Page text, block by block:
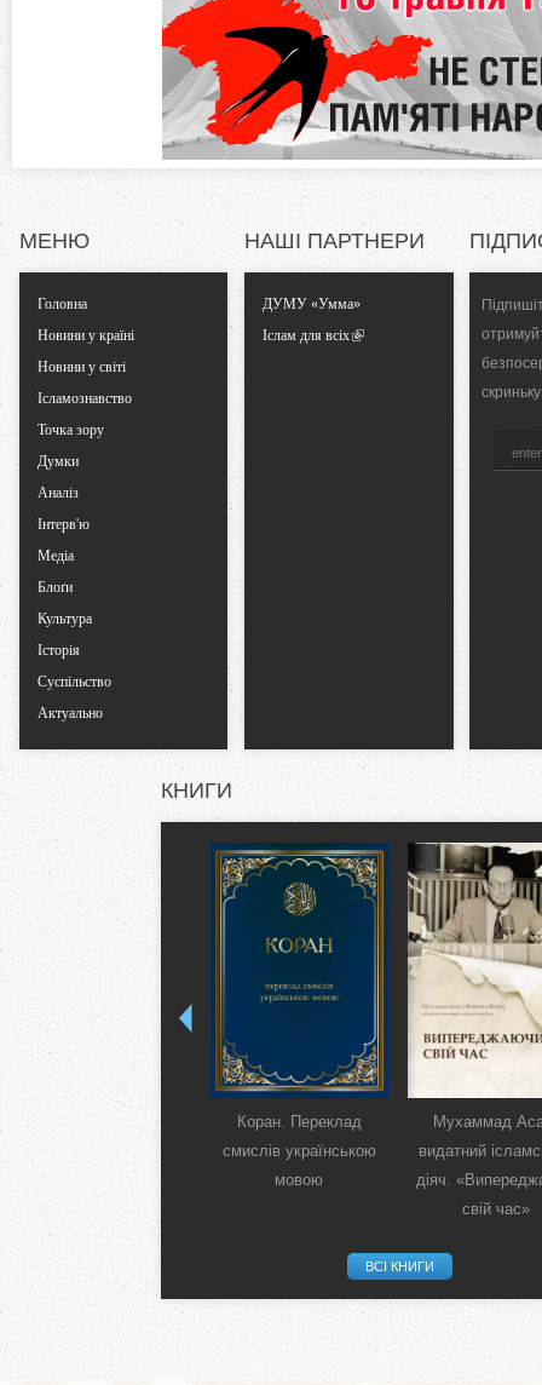
a
l
T
b
МЕНЮ
Головна
Новини у країні
Новини у світі
Ісламознавство
Точка зору
Думки
Аналіз
Інтерв'ю
Медіа
Блоґи
Культура
Історія
Суспільство
Актуально
НАШІ ПАРТНЕРИ
ДУМУ «Умма»
Іслам для всіх
КНИГИ
Енциклопедичний
словник
Коран. Переклад
смислів українською
мовою
Мухаммад
видатний
діяч.
свій час»
ВСІ КНИГИ